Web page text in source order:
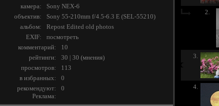
камера:
Sony NEX-6
объектив:
Sony 55-210mm f/4.5-6.3 E (SEL-55210)
альбом:
Repost Edited old photos
EXIF:
посмотреть
комментарий:
10
рейтинги:
30 | 30 (мнения)
просмотров:
113
в избранных:
0
рекомендуют:
0
Реклама:
2.
3.
4.